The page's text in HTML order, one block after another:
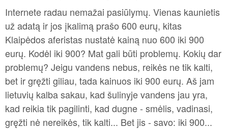
Internete radau nemažai pasiūlymų. Vienas kaunietis
už adatą ir jos įkalimą prašo 600 eurų, kitas
Klaipėdos aferistas nustatė kainą nuo 600 iki 900
eurų. Kodėl iki 900? Mat gali būti problemų. Kokių dar
problemų? Jeigu vandens nebus, reikės ne tik kalti,
bet ir gręžti giliau, tada kainuos iki 900 eurų. Aš jam
lietuvių kalba sakau, kad šulinyje vandens jau yra,
kad reikia tik pagilinti, kad dugne - smėlis, vadinasi,
gręžti nė nereikės, tik kalti... Bet jis - savo: iki 900...